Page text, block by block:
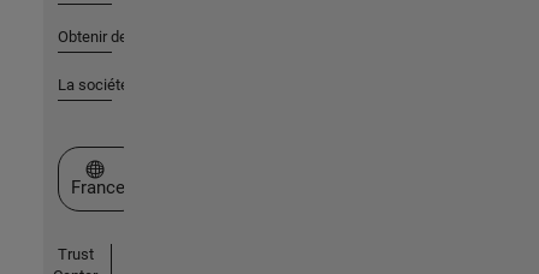
Obtenir de l'aide
La société
Sélectionner un site web
France
Trust